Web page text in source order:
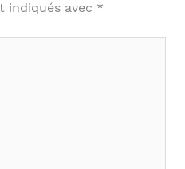
indiqués avec *